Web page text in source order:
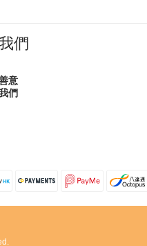
們
意
們